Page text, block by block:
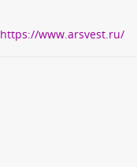
https://www.arsvest.ru/